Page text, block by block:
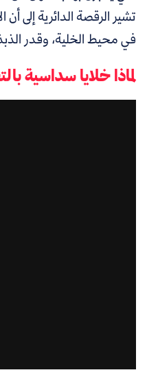
تشير الرقصة الدائرية إلى أن
في محيط الخلية، وقدر
لماذا خلايا سداسية